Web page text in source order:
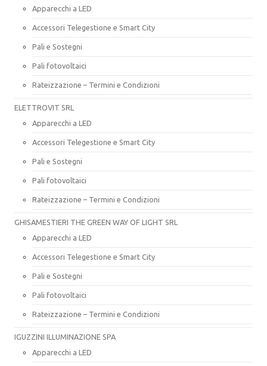
Apparecchi a LED
Accessori Telegestione e Smart City
Pali e Sostegni
Pali fotovoltaici
Rateizzazione – Termini e Condizioni
ELETTROVIT SRL
Apparecchi a LED
Accessori Telegestione e Smart City
Pali e Sostegni
Pali fotovoltaici
Rateizzazione – Termini e Condizioni
GHISAMESTIERI THE GREEN WAY OF LIGHT SRL
Apparecchi a LED
Accessori Telegestione e Smart City
Pali e Sostegni
Pali fotovoltaici
Rateizzazione – Termini e Condizioni
IGUZZINI ILLUMINAZIONE SPA
Apparecchi a LED